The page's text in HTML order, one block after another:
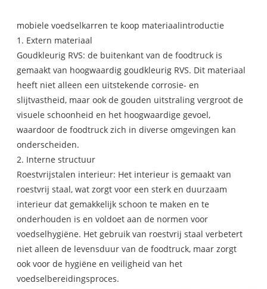
mobiele voedselkarren te koop materiaalintroductie
1. Extern materiaal
Goudkleurig RVS: de buitenkant van de foodtruck is
gemaakt van hoogwaardig goudkleurig RVS. Dit materiaal
heeft niet alleen een uitstekende corrosie- en
slijtvastheid, maar ook de gouden uitstraling vergroot de
visuele schoonheid en het hoogwaardige gevoel,
waardoor de foodtruck zich in diverse omgevingen kan
onderscheiden.
2. Interne structuur
Roestvrijstalen interieur: Het interieur is gemaakt van
roestvrij staal, wat zorgt voor een sterk en duurzaam
interieur dat gemakkelijk schoon te maken en te
onderhouden is en voldoet aan de normen voor
voedselhygiëne. Het gebruik van roestvrij staal verbetert
niet alleen de levensduur van de foodtruck, maar zorgt
ook voor de hygiëne en veiligheid van het
voedselbereidingsproces.